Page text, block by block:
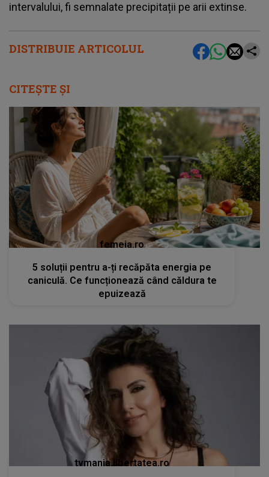
DISTRIBUIE ARTICOLUL
intervalului, fi semnalate precipitații pe arii extinse.
CITEȘTE ȘI
femeia.ro
5 soluții pentru a-ți recăpăta energia pe
caniculă. Ce funcționează când căldura te
epuizează
tvmania.libertatea.ro